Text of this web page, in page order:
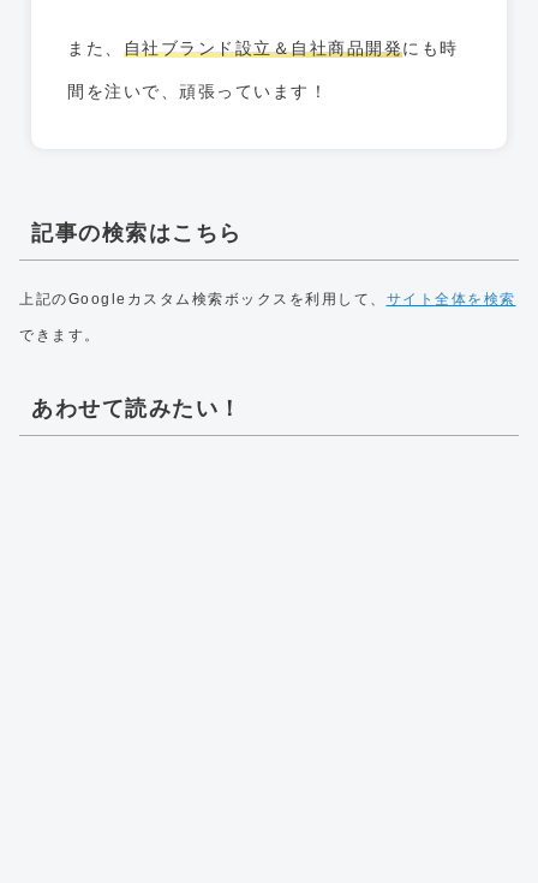
また、 自社ブランド設立＆自社商品開発にも時
間を注いで、頑張っています！
記事の検索はこちら
上記のGoogleカスタム検索ボックスを利用して、 サイト全体を検索
できます。
あわせて読みたい！